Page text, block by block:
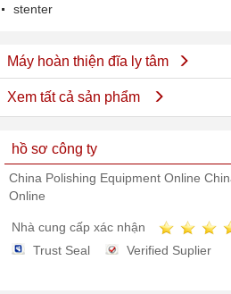
stenter
Máy hoàn thiện đĩa ly tâm
Xem tất cả sản phẩm
hồ sơ công ty
China Polishing Equipment Online
Online
Nhà cung cấp xác nhận
Trust Seal
Verified Suplier